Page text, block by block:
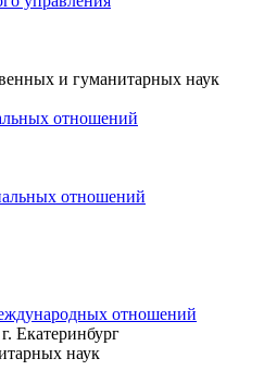
и гуманитарных наук
отношений
отношений
отношений
Екатеринбург
наук